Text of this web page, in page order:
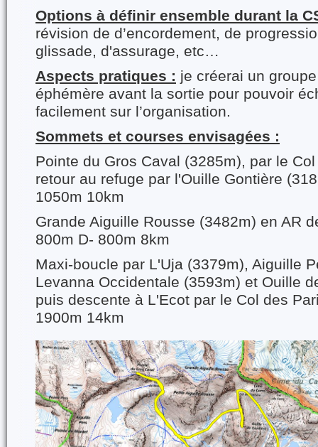
Options à définir ensemble durant la
révision de d’encordement, de
glissade, d'assurage, etc…
Aspects pratiques : je créerai un
éphémère avant la sortie pour pouvoir
facilement sur l’organisation.
Sommets et courses envisagées :
Pointe du Gros Caval (3285m), par le
retour au refuge par l'Ouille Gontière
1050m 10km
Grande Aiguille Rousse (3482m) en AR
800m D- 800m 8km
Maxi-boucle par L'Uja (3379m), Aiguille
Levanna Occidentale (3593m) et Ouille
puis descente à L'Ecot par le Col des
1900m 14km